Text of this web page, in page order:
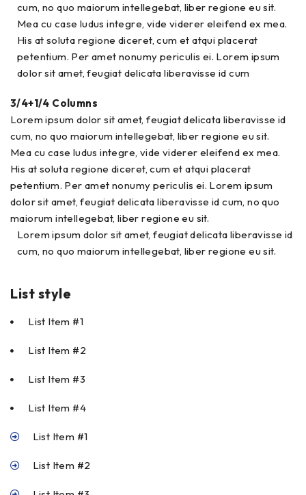
cum, no quo maiorum intellegebat, liber regione eu sit.
Mea cu case ludus integre, vide viderer eleifend ex mea.
His at soluta regione diceret, cum et atqui placerat
petentium. Per amet nonumy periculis ei. Lorem ipsum
dolor sit amet, feugiat delicata liberavisse id cum
3/4+1/4 Columns
Lorem ipsum dolor sit amet, feugiat delicata liberavisse id
cum, no quo maiorum intellegebat, liber regione eu sit.
Mea cu case ludus integre, vide viderer eleifend ex mea.
His at soluta regione diceret, cum et atqui placerat
petentium. Per amet nonumy periculis ei. Lorem ipsum
dolor sit amet, feugiat delicata liberavisse id cum, no quo
maiorum intellegebat, liber regione eu sit.
Lorem ipsum dolor sit amet, feugiat delicata liberavisse id
cum, no quo maiorum intellegebat, liber regione eu sit.
List style
List Item #1
List Item #2
List Item #3
List Item #4
List Item #1
List Item #2